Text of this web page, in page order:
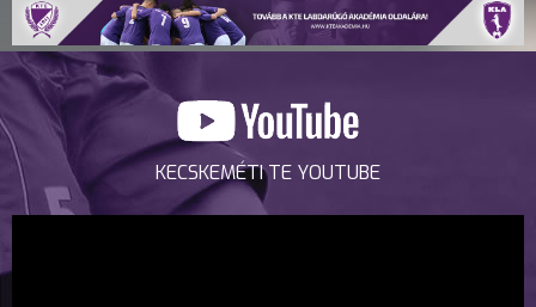
KECSKEMÉTI TE YOUTUBE